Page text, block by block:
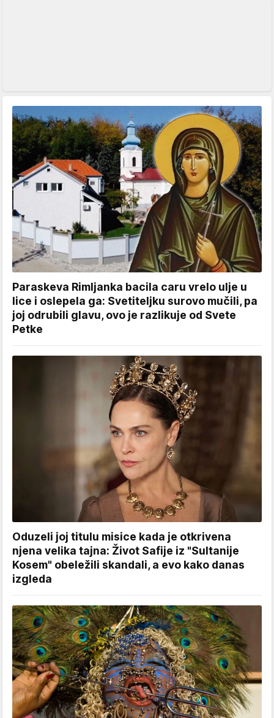
Paraskeva Rimljanka bacila caru vrelo ulje u
lice i oslepela ga: Svetiteljku surovo mučili, pa
joj odrubili glavu, ovo je razlikuje od Svete
Petke
Oduzeli joj titulu misice kada je otkrivena
njena velika tajna: Život Safije iz "Sultanije
Kosem" obeležili skandali, a evo kako danas
izgleda